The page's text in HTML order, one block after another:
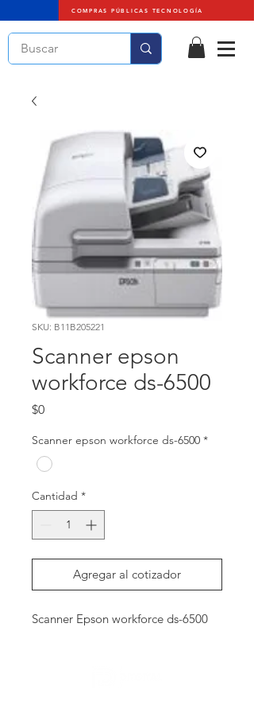
COMPRAS PÚBLICAS TECNOLOGÍA
SKU: B11B205221
Scanner epson
workforce ds-6500
$0Precio
Scanner epson workforce ds-6500 *
Cantidad *
Agregar al cotizador
Scanner Epson workforce ds-6500